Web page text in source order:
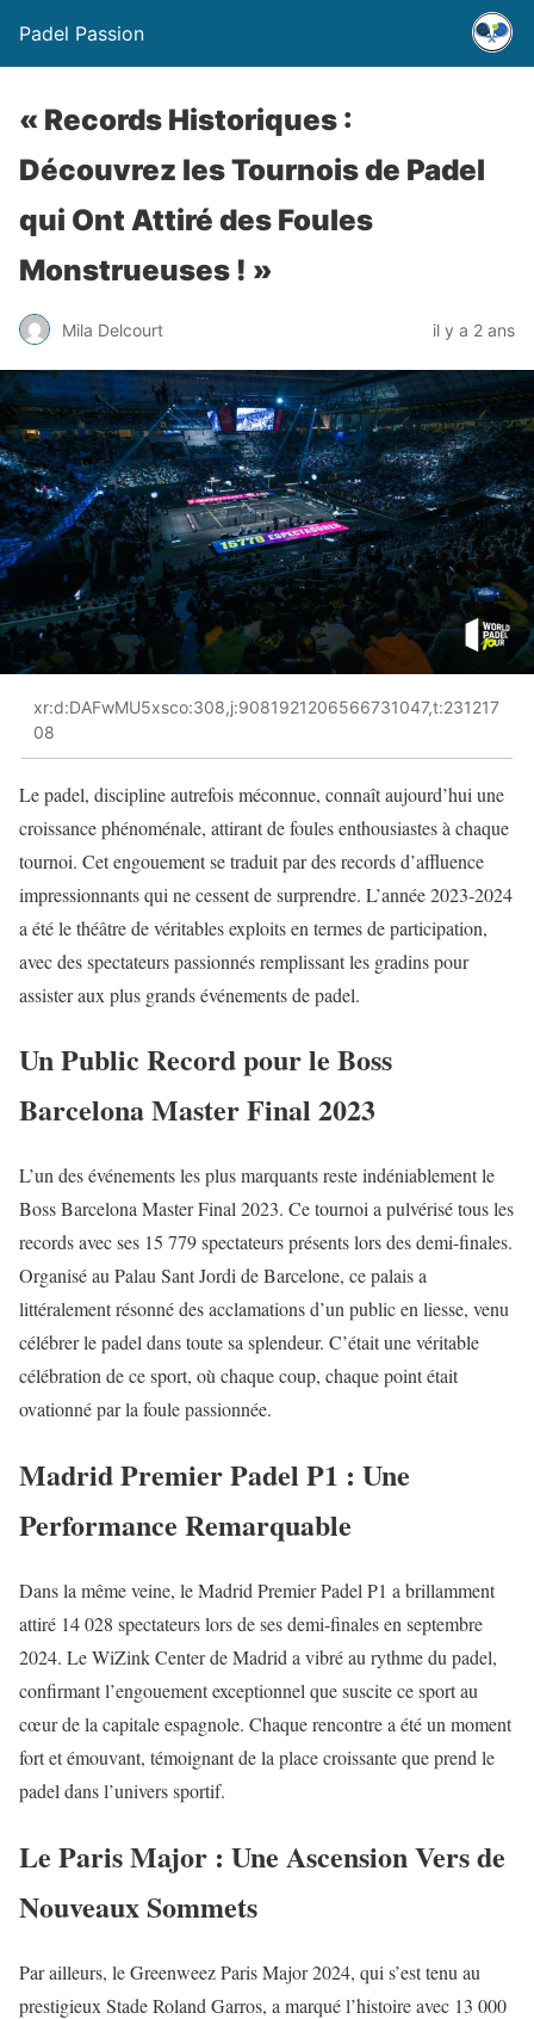
Padel Passion
« Records Historiques :
Découvrez les Tournois de Padel
qui Ont Attiré des Foules
Monstrueuses ! »
Mila Delcourt il y a 2 ans
xr:d:DAFwMU5xsco:308,j:9081921206566731047,t:231217
08
Le padel, discipline autrefois méconnue, connaît aujourd’hui une
croissance phénoménale, attirant de foules enthousiastes à chaque
tournoi. Cet engouement se traduit par des records d’affluence
impressionnants qui ne cessent de surprendre. L’année 2023-2024
a été le théâtre de véritables exploits en termes de participation,
avec des spectateurs passionnés remplissant les gradins pour
assister aux plus grands événements de padel.
Un Public Record pour le Boss
Barcelona Master Final 2023
L’un des événements les plus marquants reste indéniablement le
Boss Barcelona Master Final 2023. Ce tournoi a pulvérisé tous les
records avec ses 15 779 spectateurs présents lors des demi-finales.
Organisé au Palau Sant Jordi de Barcelone, ce palais a
littéralement résonné des acclamations d’un public en liesse, venu
célébrer le padel dans toute sa splendeur. C’était une véritable
célébration de ce sport, où chaque coup, chaque point était
ovationné par la foule passionnée.
Madrid Premier Padel P1 : Une
Performance Remarquable
Dans la même veine, le Madrid Premier Padel P1 a brillamment
attiré 14 028 spectateurs lors de ses demi-finales en septembre
2024. Le WiZink Center de Madrid a vibré au rythme du padel,
confirmant l’engouement exceptionnel que suscite ce sport au
cœur de la capitale espagnole. Chaque rencontre a été un moment
fort et émouvant, témoignant de la place croissante que prend le
padel dans l’univers sportif.
Le Paris Major : Une Ascension Vers de
Nouveaux Sommets
Par ailleurs, le Greenweez Paris Major 2024, qui s’est tenu au
prestigieux Stade Roland Garros, a marqué l’histoire avec 13 000